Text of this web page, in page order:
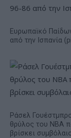
Ευρωπαϊκό
από την Ισπανία
Ράσελ
θρύλος του NBA
βρίσκει